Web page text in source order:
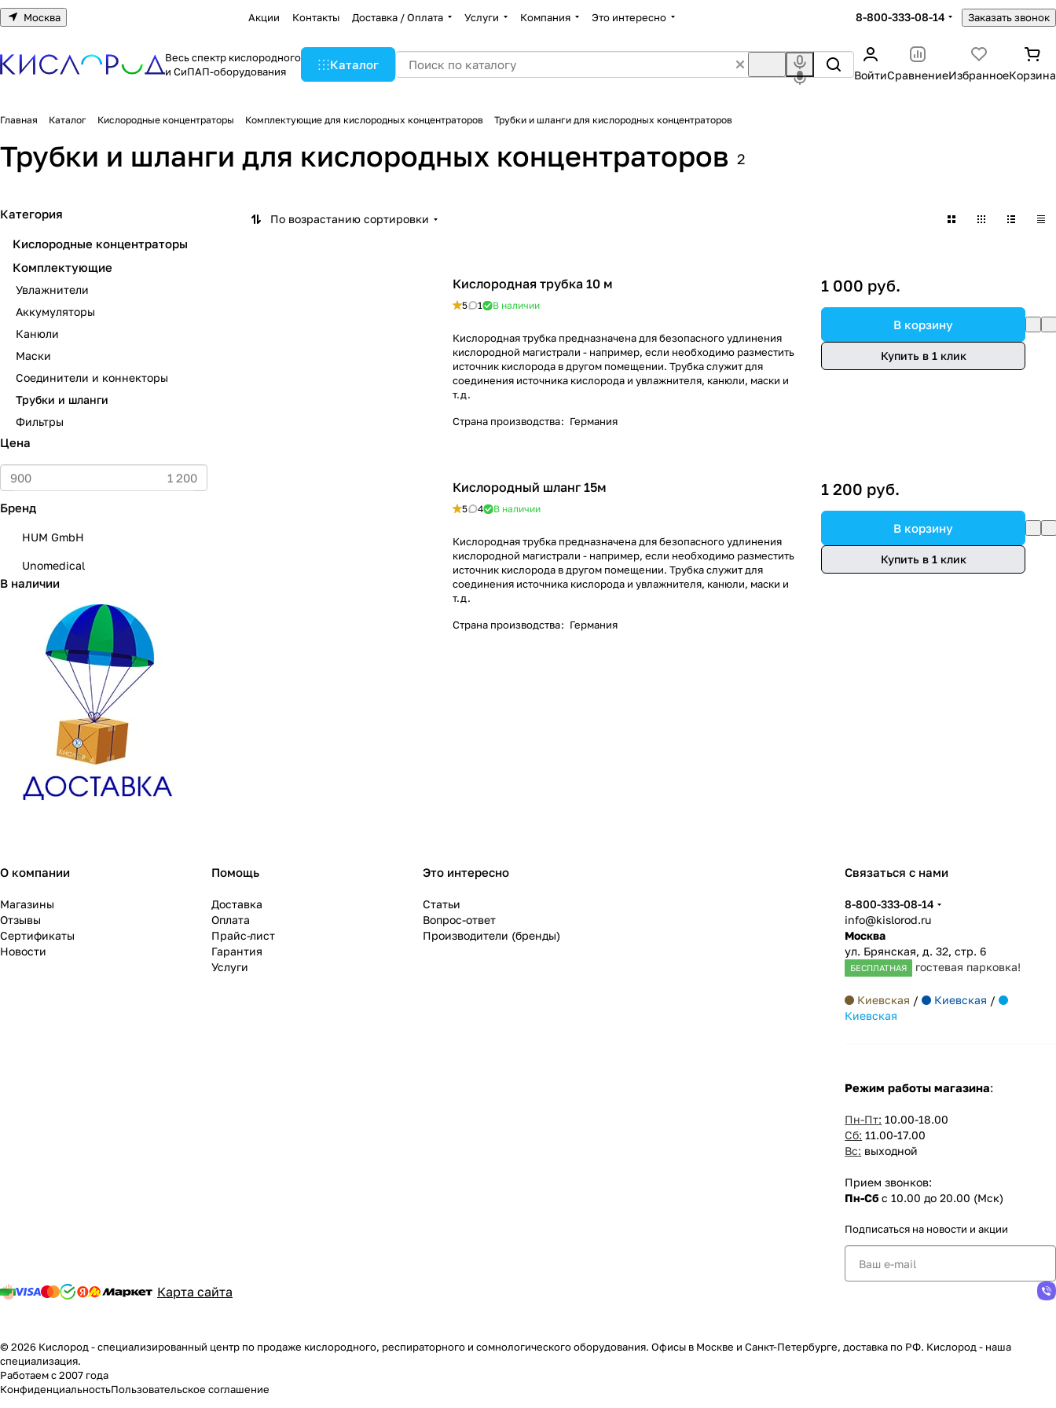
Москва Акции Контакты Доставка / Оплата Услуги Компания Это интересно 8-800-333-08-14 Заказать звонок
Весь спектр кислородного
и СиПАП-оборудования
Каталог
ВойтиСравнениеИзбранноеКорзина
Главная Каталог Кислородные концентраторы Комплектующие для кислородных концентраторов Трубки и шланги для кислородных концентраторов
Трубки и шланги для кислородных концентраторов 2
По возрастанию сортировки
Кислородная трубка 10 м
5 1 В наличии
Кислородная трубка предназначена для безопасного удлинения
кислородной магистрали - например, если необходимо разместить
источник кислорода в другом помещении. Трубка служит для
соединения источника кислорода и увлажнителя, канюли, маски и
т.д.
Страна производства: Германия
1 000 руб.
В корзину
Купить в 1 клик
Кислородный шланг 15м
5 4 В наличии
Кислородная трубка предназначена для безопасного удлинения
кислородной магистрали - например, если необходимо разместить
источник кислорода в другом помещении. Трубка служит для
соединения источника кислорода и увлажнителя, канюли, маски и
т.д.
Страна производства: Германия
1 200 руб.
В корзину
Купить в 1 клик
Категория
Кислородные концентраторы
Комплектующие
Увлажнители
Аккумуляторы
Канюли
Маски
Соединители и коннекторы
Трубки и шланги
Фильтры
Цена
Бренд
HUM GmbH
Unomedical
В наличии
О компании
Магазины
Отзывы
Сертификаты
Новости
Помощь
Доставка
Оплата
Прайс-лист
Гарантия
Услуги
Это интересно
Статьи
Вопрос-ответ
Производители (бренды)
Связаться с нами
8-800-333-08-14
info@kislorod.ru
Москва
ул. Брянская, д. 32, стр. 6
БЕСПЛАТНАЯ гостевая парковка!
Киевская / Киевская /
Киевская
Режим работы магазина:
Пн-Пт: 10.00-18.00
Сб: 11.00-17.00
Вс: выходной
Прием звонков:
Пн-Сб с 10.00 до 20.00 (Мск)
Подписаться на новости и акции
Карта сайта
© 2026 Кислород - специализированный центр по продаже кислородного, респираторного и сомнологического оборудования. Офисы в Москве и Санкт-Петербурге, доставка по РФ. Кислород - наша
специализация.
Работаем с 2007 года
КонфиденциальностьПользовательское соглашение